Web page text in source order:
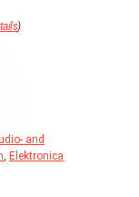
)
and
, Elektronica